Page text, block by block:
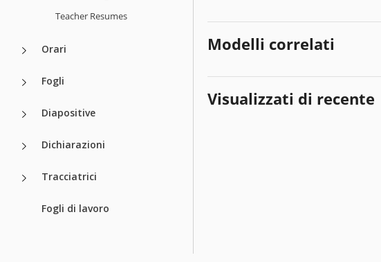
Teacher Resumes
Orari
Fogli
Diapositive
Dichiarazioni
Tracciatrici
Fogli di lavoro
Modelli correlati
Visualizzati di recente